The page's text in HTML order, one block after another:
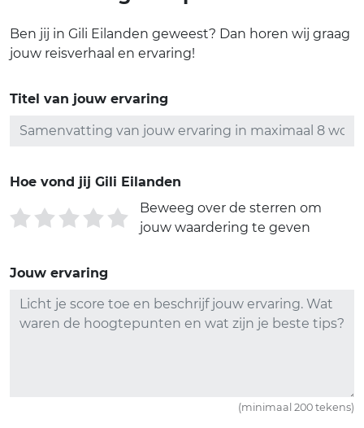
Ben jij in Gili Eilanden geweest? Dan horen wij graag
jouw reisverhaal en ervaring!
Titel van jouw ervaring
Hoe vond jij Gili Eilanden
Beweeg over de sterren om
jouw waardering te geven
Jouw ervaring
(minimaal 200 tekens)